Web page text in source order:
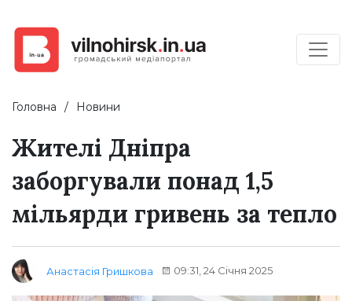
Головна Новини
Жителі Дніпра
заборгували понад 1,5
мільярди гривень за тепло
Анастасія Гришкова 09:31, 24 Січня 2025